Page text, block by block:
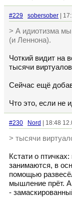
#229 sobersober |
> А идиотизма мы
(и Леннона).
Чоткий видит на
тысячи
Сейчас ещё
Что это, если не
#230 Nord | 18:48
> тысячи
Кстати о
занимаются, в
помощью
мышление прёт. А
-